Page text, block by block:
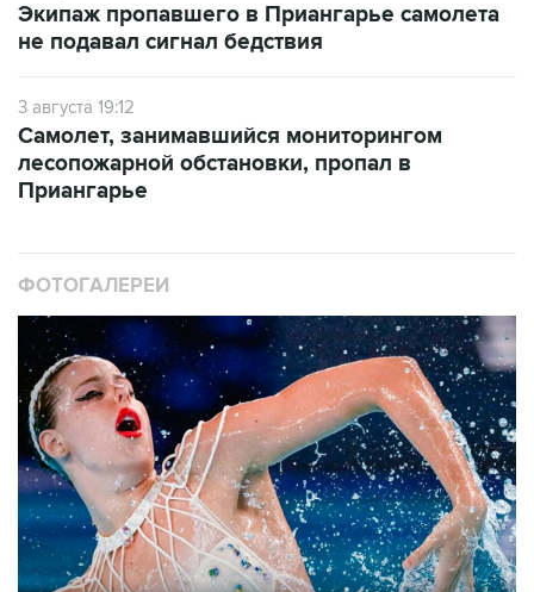
Экипаж пропавшего в Приангарье самолета
не подавал сигнал бедствия
3 августа 19:12
Самолет, занимавшийся мониторингом
лесопожарной обстановки, пропал в
Приангарье
ФОТОГАЛЕРЕИ